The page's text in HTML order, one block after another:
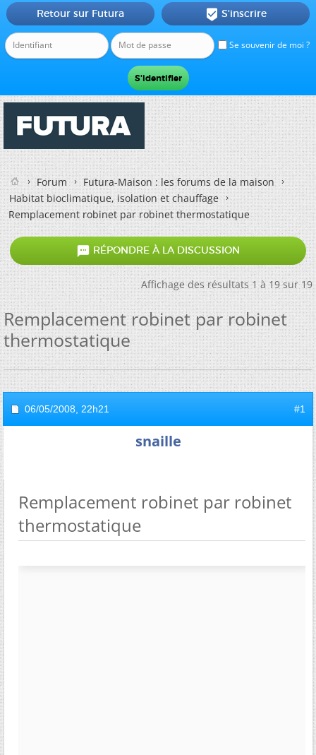
Se souvenir de moi ?
Retour sur Futura  S'inscrire
Forum
Futura-Maison : les forums de la maison
Habitat bioclimatique, isolation et chauffage
Remplacement robinet par robinet thermostatique
 RÉPONDRE À LA DISCUSSION
Affichage des résultats 1 à 19 sur 19
Remplacement robinet par robinet
thermostatique
06/05/2008, 22h21 #1
snaille
Remplacement robinet par robinet
thermostatique